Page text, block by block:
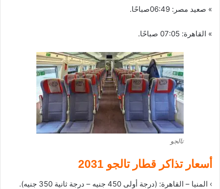
» صعيد مصر: 06:49صباحًا.
» القاهرة: 07:05 صباحًا.
تالجو
أسعار تذاكر قطار تالجو 2031
› المنيا – القاهرة: (درجة أولى 450 جنيه – درجة ثانية 350 جنيه).